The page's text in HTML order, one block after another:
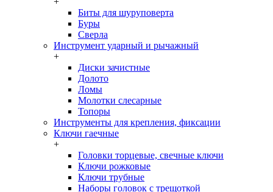
Биты для шуруповерта
Буры
Сверла
Инструмент ударный и рычажный
+
Диски зачистные
Долото
Ломы
Молотки слесарные
Топоры
Инструменты для крепления, фиксации
Ключи гаечные
+
Головки торцевые, свечные ключи
Ключи рожковые
Ключи трубные
Наборы головок c трещоткой